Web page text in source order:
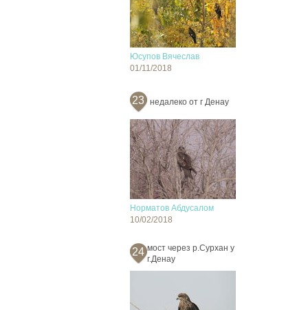
Юсупов Вячеслав
01/11/2018
23 недалеко от г Денау
Норматов Абдусалом
10/02/2018
24 мост через р.Сурхан у
г.Денау